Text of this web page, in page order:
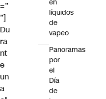
=”
”]
Du
ra
nt
e
un
a
en
líquidos
de
vapeo
Panoramas
por
el
Día
de